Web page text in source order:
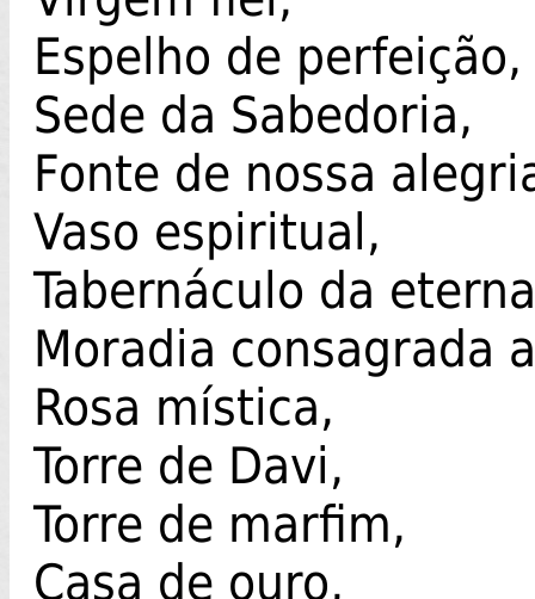
Espelho de perfeição,
Sede da Sabedoria,
Fonte de nossa
Vaso espiritual,
Tabernáculo da
Moradia consagrada
Rosa mística,
Torre de Davi,
Torre de marfim,
Casa de ouro,